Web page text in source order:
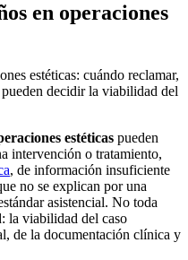
en operaciones
estéticas: cuándo reclamar,
decidir la viabilidad del
estéticas pueden
intervención o tratamiento,
, de información insuficiente
no se explican por una
asistencial. No toda
la viabilidad del caso
de la documentación clínica y